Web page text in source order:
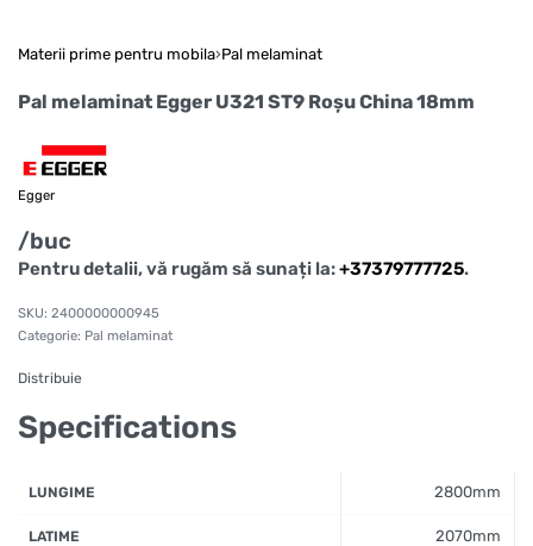
Materii prime pentru mobila›Pal melaminat
Pal melaminat Egger U321 ST9 Roșu China 18mm
Egger
/buc
Pentru detalii, vă rugăm să sunați la:+37379777725.
2400000000945
Categorie: Pal melaminat
Distribuie
Specifications
LUNGIME 2800mm
LATIME 2070mm